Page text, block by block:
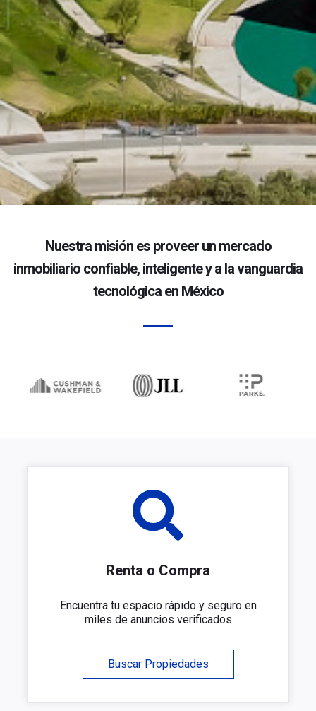
Nuestra misión es proveer un mercado
inmobiliario confiable, inteligente y a la vanguardia
tecnológica en México
Renta o Compra
Encuentra tu espacio rápido y seguro en
miles de anuncios verificados
Buscar Propiedades